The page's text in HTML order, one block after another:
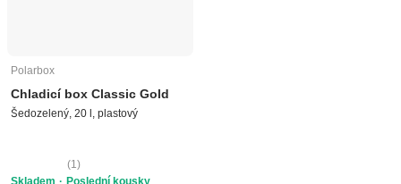
Polarbox
Chladicí box Classic Gold
Šedozelený, 20 l, plastový
(1)
Skladem
Poslední kousky